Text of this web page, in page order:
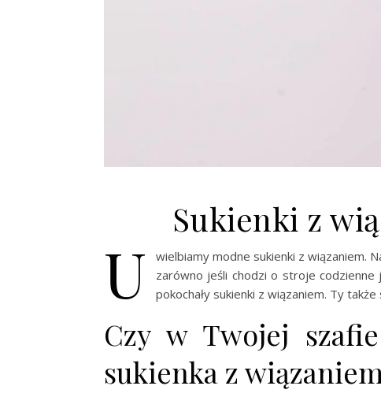
Sukienki z
U
wielbiamy modne sukienki z wiązaniem.
zarówno jeśli chodzi o stroje
pokochały sukienki z wiązaniem. Ty
Czy w Twojej
sukienka z